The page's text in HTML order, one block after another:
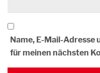
Name, E-Mail-Adresse
für meinen nächsten